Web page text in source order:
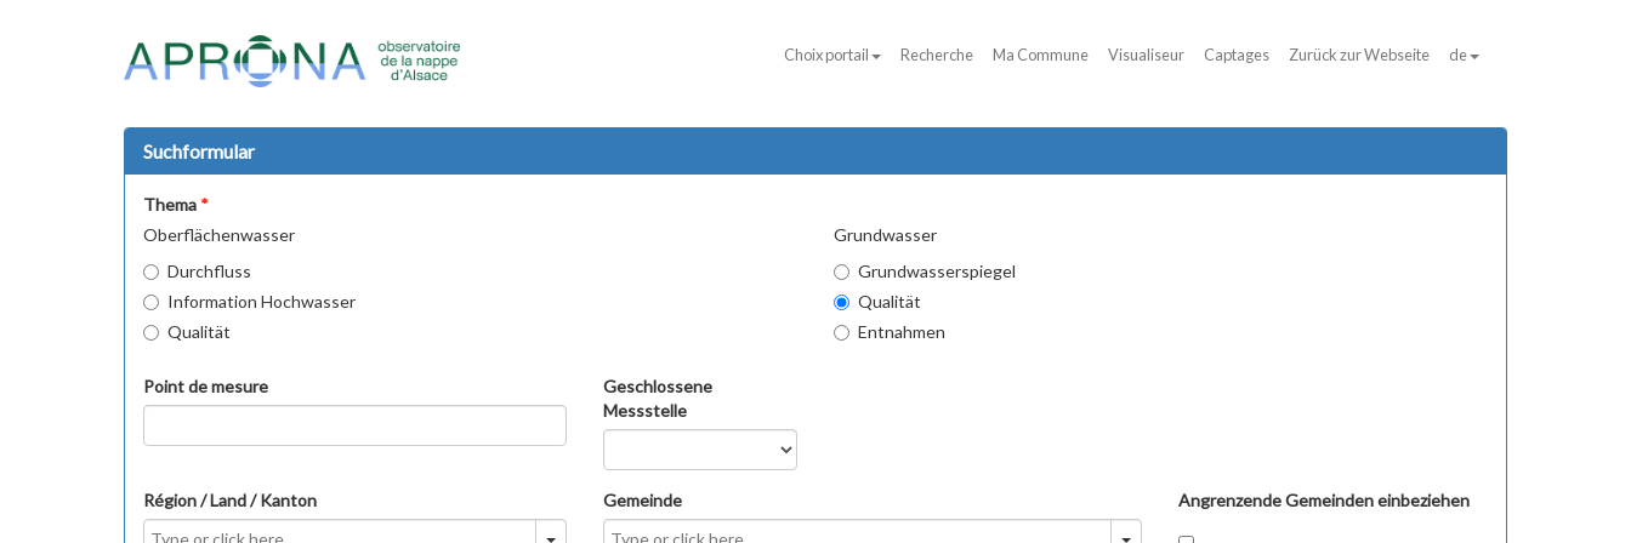
Choix portail Recherche Ma Commune Visualiseur Captages Zurück zur Webseite de
Suchformular
Thema
Oberflächenwasser
Durchfluss
Information Hochwasser
Qualität
Grundwasser
Grundwasserspiegel
Qualität
Entnahmen
Point de mesure
Geschlossene
Messstelle
Région / Land / Kanton Gemeinde Angrenzende Gemeinden einbeziehen